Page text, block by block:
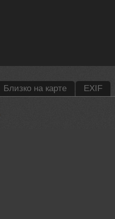
Близко на карте EXIF